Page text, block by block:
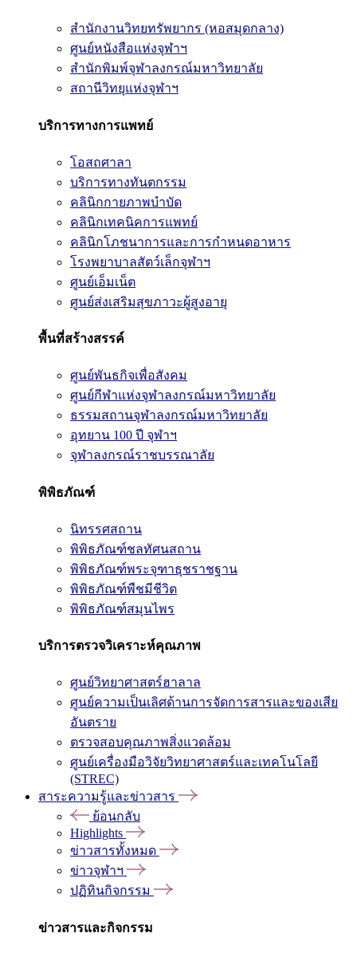
สำนักงานวิทยทรัพยากร (หอสมุดกลาง)
ศูนย์หนังสือแห่งจุฬาฯ
สำนักพิมพ์จุฬาลงกรณ์มหาวิทยาลัย
สถานีวิทยุแห่งจุฬาฯ
บริการทางการแพทย์
โอสถศาลา
บริการทางทันตกรรม
คลินิกกายภาพบำบัด
คลินิกเทคนิคการแพทย์
คลินิกโภชนาการและการกำหนดอาหาร
โรงพยาบาลสัตว์เล็กจุฬาฯ
ศูนย์เอ็มเน็ต
ศูนย์ส่งเสริมสุขภาวะผู้สูงอายุ
พื้นที่สร้างสรรค์
ศูนย์พันธกิจเพื่อสังคม
ศูนย์กีฬาแห่งจุฬาลงกรณ์มหาวิทยาลัย
ธรรมสถานจุฬาลงกรณ์มหาวิทยาลัย
อุทยาน 100 ปี จุฬาฯ
จุฬาลงกรณ์ราชบรรณาลัย
พิพิธภัณฑ์
นิทรรศสถาน
พิพิธภัณฑ์ชลทัศนสถาน
พิพิธภัณฑ์พระจุฑาธุชราชฐาน
พิพิธภัณฑ์พืชมีชีวิต
พิพิธภัณฑ์สมุนไพร
บริการตรวจวิเคราะห์คุณภาพ
ศูนย์วิทยาศาสตร์ฮาลาล
ศูนย์ความเป็นเลิศด้านการจัดการสารและของเสีย
อันตราย
ตรวจสอบคุณภาพสิ่งแวดล้อม
ศูนย์เครื่องมือวิจัยวิทยาศาสตร์และเทคโนโลยี
(STREC)
สาระความรู้และข่าวสาร
ย้อนกลับ
Highlights
ข่าวสารทั้งหมด
ข่าวจุฬาฯ
ปฏิทินกิจกรรม
ข่าวสารและกิจกรรม